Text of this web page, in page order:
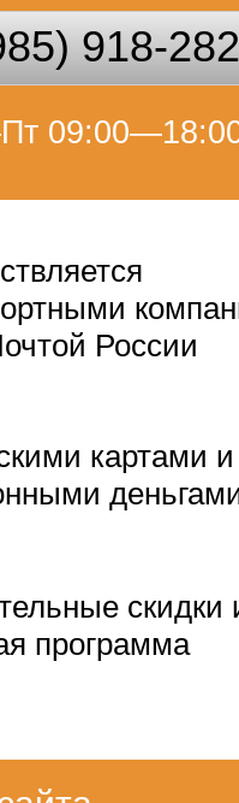
918-
России
картами и
скидки
программа